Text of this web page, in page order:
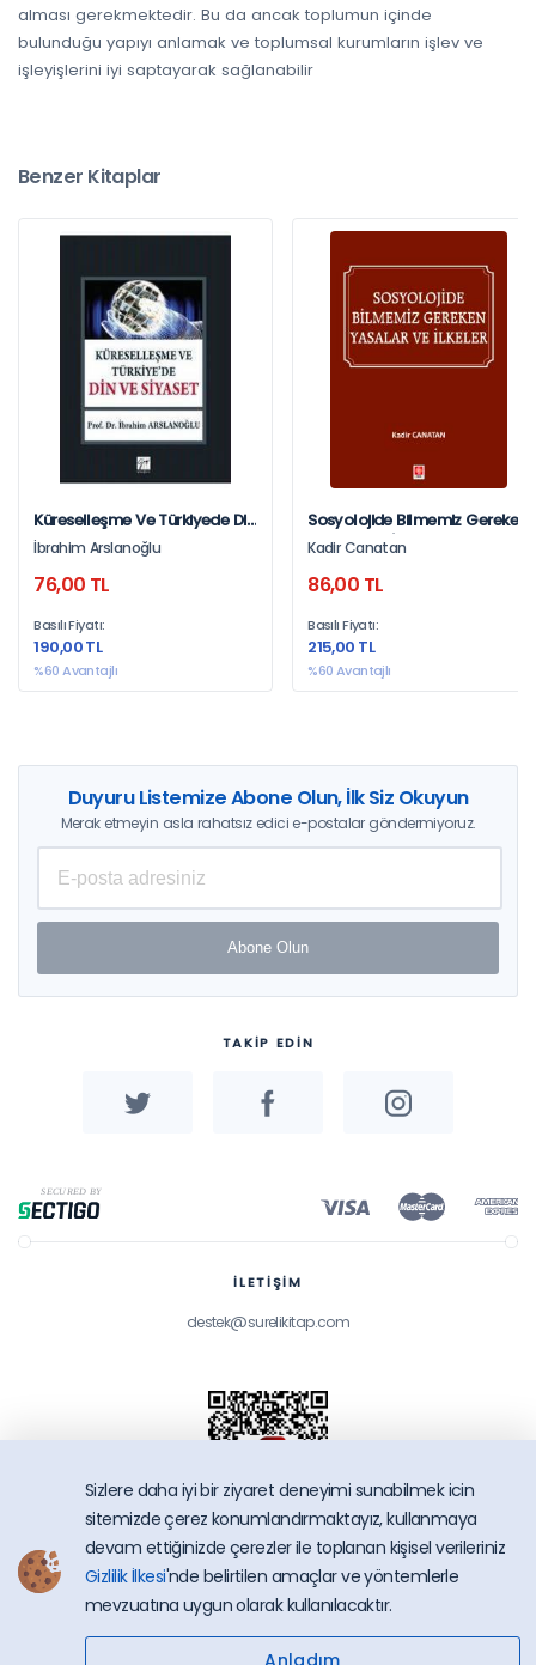
alması gerekmektedir. Bu da ancak toplumun içinde
bulunduğu yapıyı anlamak ve toplumsal kurumların işlev ve
işleyişlerini iyi saptayarak sağlanabilir
Benzer Kitaplar
Küreselleşme Ve Türkiyede Din
Ve Siyaset
İbrahim Arslanoğlu
76,00 TL
Basılı Fiyatı:
190,00 TL
%60 Avantajlı
Sosyolojide Bilmemiz Gereken
Yasalar Ve İlkeler Kadir
Kadir Canatan
86,00 TL
Basılı Fiyatı:
215,00 TL
%60 Avantajlı
Duyuru Listemize Abone Olun, İlk Siz Okuyun
Merak etmeyin asla rahatsız edici e-postalar göndermiyoruz.
Abone Olun
TAKİP EDİN
İLETİŞİM
destek@surelikitap.com
SüreliKitap.com
Copyright © 2026 - Bütün Hakları Saklıdır.
Sizlere daha iyi bir ziyaret deneyimi sunabilmek icin
sitemizde çerez konumlandırmaktayız, kullanmaya
devam ettiğinizde çerezler ile toplanan kişisel verileriniz
Gizlilik İlkesi'nde belirtilen amaçlar ve yöntemlerle
mevzuatına uygun olarak kullanılacaktır.
Anladım